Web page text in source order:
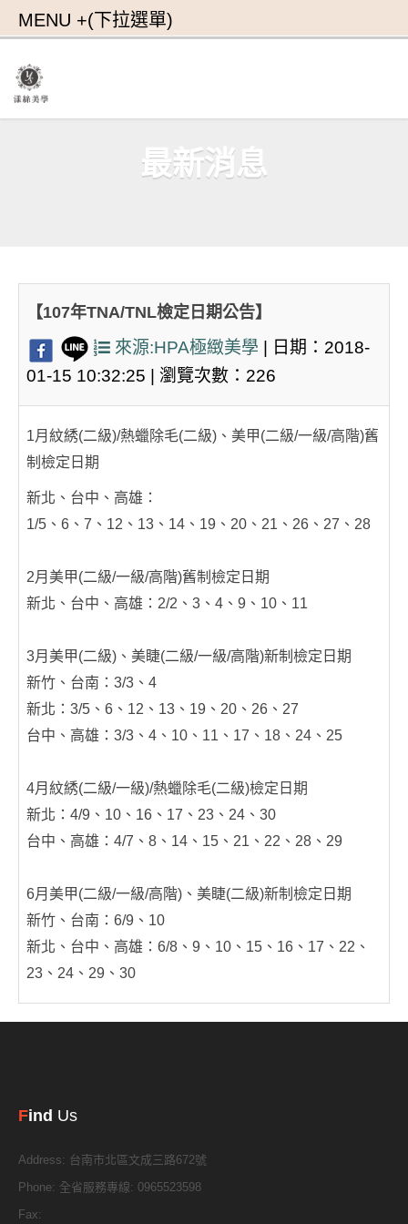
最新消息
【107年TNA/TNL檢定日期公告】
來源:HPA極緻美學 | 日期：2018-
01-15 10:32:25 | 瀏覽次數：226
1月紋綉(二級)/熱蠟除毛(二級)、美甲(二級/一級/高階)舊
制檢定日期
新北、台中、高雄：
1/5、6、7、12、13、14、19、20、21、26、27、28
2月美甲(二級/一級/高階)舊制檢定日期
新北、台中、高雄：2/2、3、4、9、10、11
3月美甲(二級)、美睫(二級/一級/高階)新制檢定日期
新竹、台南：3/3、4
新北：3/5、6、12、13、19、20、26、27
台中、高雄：3/3、4、10、11、17、18、24、25
4月紋綉(二級/一級)/熱蠟除毛(二級)檢定日期
新北：4/9、10、16、17、23、24、30
台中、高雄：4/7、8、14、15、21、22、28、29
6月美甲(二級/一級/高階)、美睫(二級)新制檢定日期
新竹、台南：6/9、10
新北、台中、高雄：6/8、9、10、15、16、17、22、
23、24、29、30
Find Us
Address: 台南市北區文成三路672號
Phone: 全省服務專線: 0965523598
Fax: